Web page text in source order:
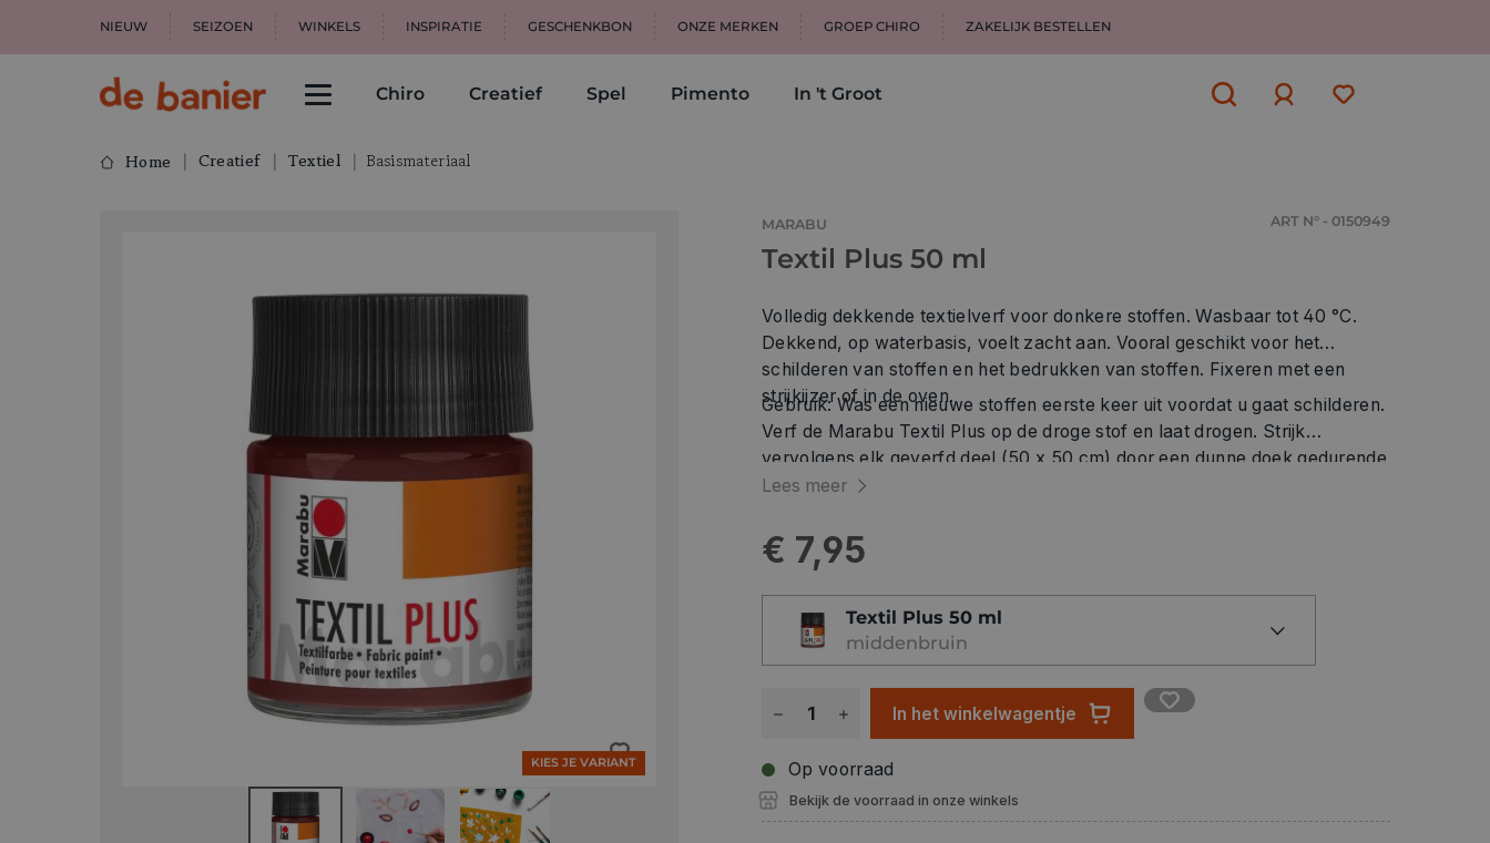
NIEUW SEIZOEN WINKELS INSPIRATIE GESCHENKBON ONZE MERKEN GROEP CHIRO ZAKELIJK BESTELLEN
Chiro Creatief Spel Pimento In 't Groot
Home Creatief Textiel Basismateriaal
KIES JE VARIANT
MARABU ART N° - 0150949
Textil Plus 50 ml
Volledig dekkende textielverf voor donkere stoffen. Wasbaar tot 40 °C.
Dekkend, op waterbasis, voelt zacht aan. Vooral geschikt voor het
schilderen van stoffen en het bedrukken van stoffen. Fixeren met een
strijkijzer of in de oven.
Gebruik: Was een nieuwe stoffen eerste keer uit voordat u gaat schilderen.
Verf de Marabu Textil Plus op de droge stof en laat drogen. Strijk
vervolgens elk geverfd deel (50 x 50 cm) door een dunne doek gedurende
3 minuten op katoeninstelling vanaf de voorkant (Fixatie in de oven: 8
Marabu Textil Plus wasbaar tot 40°C. Reinig borstels en ander
gereedschap direct na gebruik met water. Was en strijk textiel altijd
binnenstebuiten of strijk van voren door een doek.
Lees meer
€ 7,95
Textil Plus 50 ml
middenbruin
In het winkelwagentje
Op voorraad
Bekijk de voorraad in onze winkels